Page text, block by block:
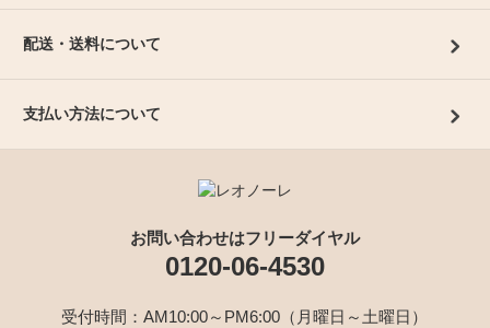
配送・送料について
支払い方法について
お問い合わせはフリーダイヤル
0120-06-4530
受付時間：AM10:00～PM6:00（月曜日～土曜日）